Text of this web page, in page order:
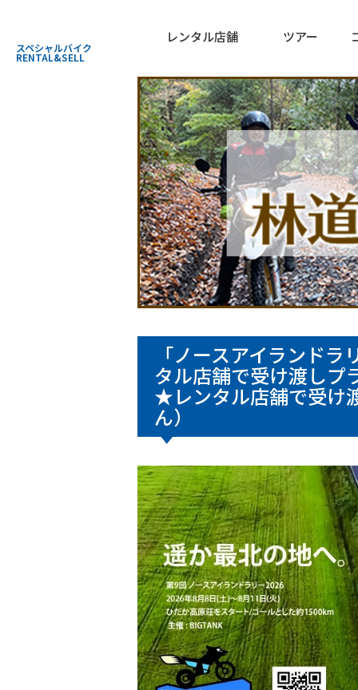
スペシャルバイク
RENTAL&SELL
レンタル店舗 ツアー
「ノースアイランド
タル店舗で受け渡し
★レンタル店舗で受け
ん）